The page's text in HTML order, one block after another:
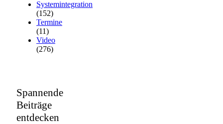
Systemintegration
(152)
Termine
(11)
Video
(276)
Spannende
Beiträge
entdecken